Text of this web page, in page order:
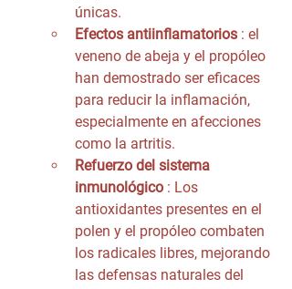
únicas.
Efectos antiinflamatorios : el
veneno de abeja y el propóleo
han demostrado ser eficaces
para reducir la inflamación,
especialmente en afecciones
como la artritis.
Refuerzo del sistema
inmunológico : Los
antioxidantes presentes en el
polen y el propóleo combaten
los radicales libres, mejorando
las defensas naturales del